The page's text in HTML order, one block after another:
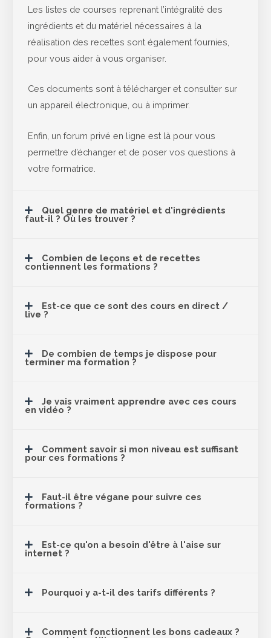
Les listes de courses reprenant l’intégralité des
ingrédients et du matériel nécessaires à la
réalisation des recettes sont également fournies,
pour vous aider à vous organiser.
Ces documents sont à télécharger et consulter sur
un appareil électronique, ou à imprimer.
Enfin, un forum privé en ligne est là pour vous
permettre d’échanger et de poser vos questions à
votre formatrice.
Quel genre de matériel et d'ingrédients
faut-il ? Où les trouver ?
Combien de leçons et de recettes
contiennent les formations ?
Est-ce que ce sont des cours en direct /
live ?
De combien de temps je dispose pour
terminer ma formation ?
Je vais vraiment apprendre avec ces cours
en vidéo ?
Comment savoir si mon niveau est suffisant
pour ces formations ?
Faut-il être végane pour suivre ces
formations ?
Est-ce qu'on a besoin d'être à l'aise sur
internet ?
Pourquoi y a-t-il des tarifs différents ?
Comment fonctionnent les bons cadeaux ?